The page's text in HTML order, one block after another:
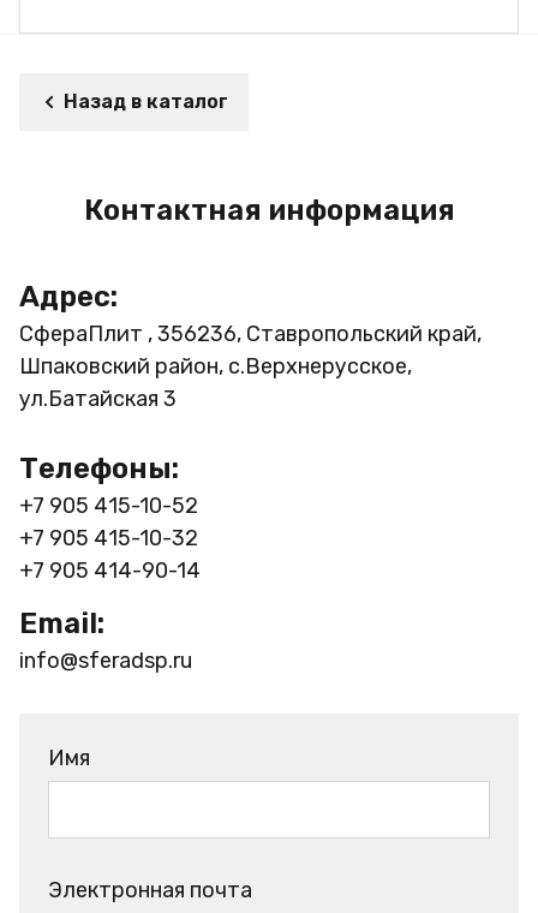
Назад в каталог
Контактная информация
Адрес:
СфераПлит , 356236, Ставропольский край,
Шпаковский район, с.Верхнерусское,
ул.Батайская 3
Телефоны:
+7 905 415-10-52
+7 905 415-10-32
+7 905 414-90-14
Email:
info@sferadsp.ru
Имя
Электронная почта